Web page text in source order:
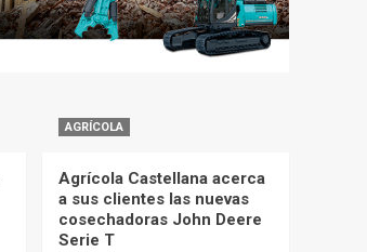
AGRÍCOLA
Agrícola Castellana acerca
a sus clientes las nuevas
cosechadoras John Deere
Serie T